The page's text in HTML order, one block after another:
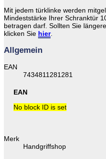
Mit jedem türklinke werden
Mindeststärke Ihrer Schranktür
betragen darf. Sollten Sie
klicken Sie hier.
Allgemein
EAN
7434811281281
EAN
No block ID is set
Merk
Handgriffshop